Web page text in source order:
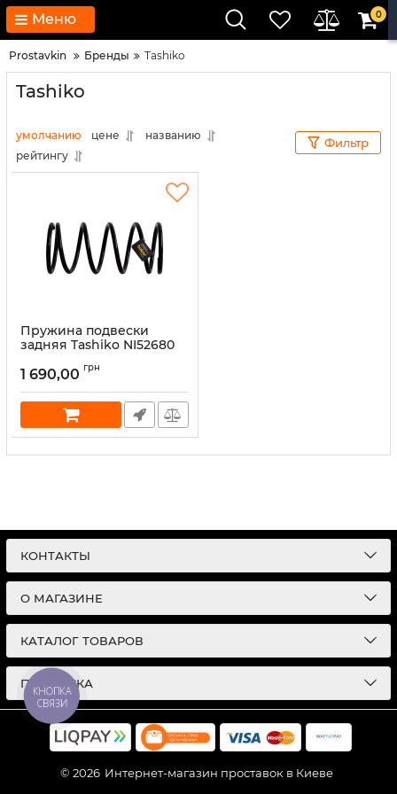
Меню 0
Prostavkin Бренды Tashiko
Tashiko
умолчанию цене
названию
рейтингу
Фильтр
Пружина подвески
задняя Tashiko NI52680
1 690,00 грн
КОНТАКТЫ
О МАГАЗИНЕ
КАТАЛОГ ТОВАРОВ
ПОДПИСКА
© 2026 Интернет-магазин проставок в Киеве
КНОПКА
СВЯЗИ